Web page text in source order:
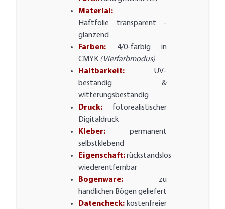
Material:
Haftfolie transparent -
glänzend
Farben:4/0-farbig in
CMYK (Vierfarbmodus)
Haltbarkeit:UV-
beständig &
witterungsbeständig
Druck:fotorealistischer
Digitaldruck
Kleber:permanent
selbstklebend
Eigenschaft:rückstandslos
wiederentfernbar
Bogenware:zu
handlichen Bögen geliefert
Datencheck:kostenfreier